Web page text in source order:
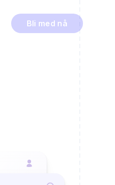
Bli med nå